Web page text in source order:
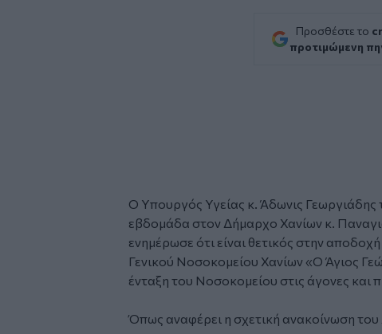
Προσθέστε το
προτιμώμενη
Ο Υπουργός Υγείας κ. Άδωνις
εβδομάδα στον Δήμαρχο Χανίων κ.
ενημέρωσε ότι είναι θετικός στην
Γενικού Νοσοκομείου Χανίων «Ο Άγιος
ένταξη του Νοσοκομείου στις άγονες και
Όπως αναφέρει η σχετική ανακοίνωση